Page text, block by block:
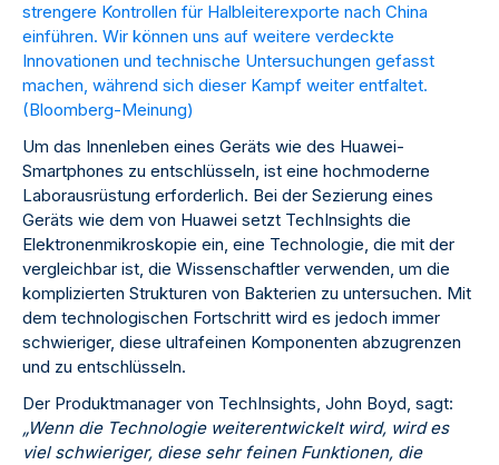
strengere Kontrollen für Halbleiterexporte nach China
einführen. Wir können uns auf weitere verdeckte
Innovationen und technische Untersuchungen gefasst
machen, während sich dieser Kampf weiter entfaltet.
(Bloomberg-Meinung)
Um das Innenleben eines Geräts wie des Huawei-
Smartphones zu entschlüsseln, ist eine hochmoderne
Laborausrüstung erforderlich. Bei der Sezierung eines
Geräts wie dem von Huawei setzt TechInsights die
Elektronenmikroskopie ein, eine Technologie, die mit der
vergleichbar ist, die Wissenschaftler verwenden, um die
komplizierten Strukturen von Bakterien zu untersuchen. Mit
dem technologischen Fortschritt wird es jedoch immer
schwieriger, diese ultrafeinen Komponenten abzugrenzen
und zu entschlüsseln.
Der Produktmanager von TechInsights, John Boyd, sagt:
„Wenn die Technologie weiterentwickelt wird, wird es
viel schwieriger, diese sehr feinen Funktionen, die